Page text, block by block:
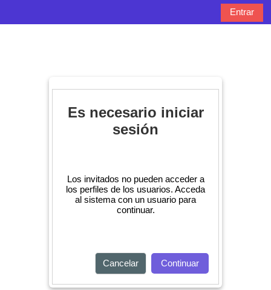
Entrar
Es necesario iniciar
sesión
Los invitados no pueden acceder a
los perfiles de los usuarios. Acceda
al sistema con un usuario para
continuar.
Cancelar Continuar